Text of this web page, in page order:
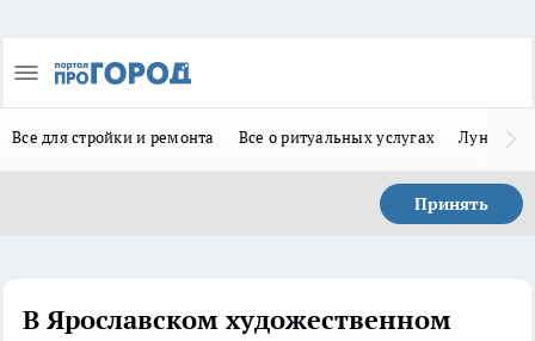
Все для стройки и ремонта Все о ритуальных услугах Лунно-
Принять
В Ярославском художественном